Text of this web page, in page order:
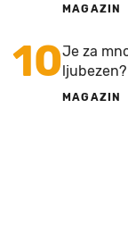
MAGAZIN
10Je za
ljubezen?
MAGAZIN